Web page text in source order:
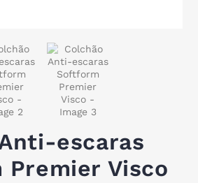
escaras
Visco